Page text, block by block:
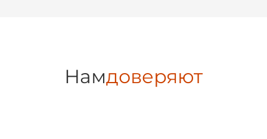
Намдоверяют